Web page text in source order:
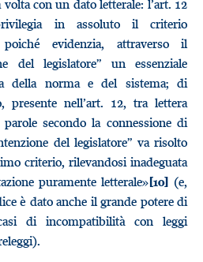
con un dato letterale: l’art. 12
in assoluto il criterio
evidenzia, attraverso il
del legislatore” un essenziale
della norma e del sistema; di
presente nell’art. 12, tra lettera
secondo la connessione di
del legislatore” va risolto
criterio, rilevandosi inadeguata
puramente letterale»[10] (e,
è dato anche il grande potere di
di incompatibilità con leggi